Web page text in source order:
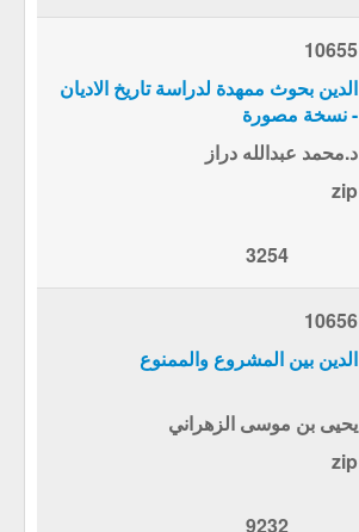
10655
الدين بحوث ممهدة لدراسة تاريخ الاديان
- نسخة مصورة
د.محمد عبدالله دراز
zip
3254
10656
الدين بين المشروع والممنوع
يحيى بن موسى الزهراني
zip
9232